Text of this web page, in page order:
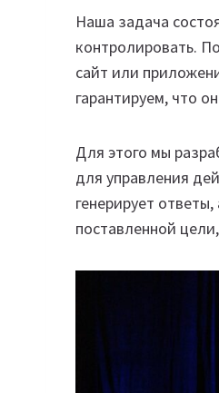
Наша задача
контролировать.
сайт или
гарантируем, что
Для этого мы
для управления
генерирует
поставленной